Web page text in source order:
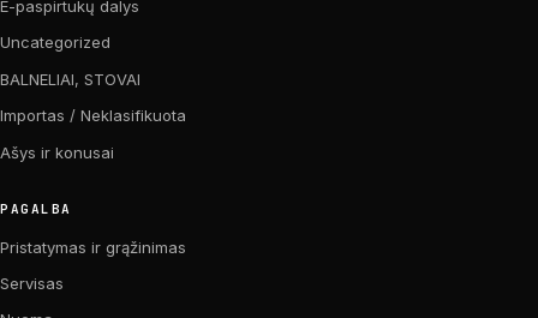
E-paspirtukų dalys
Uncategorized
BALNELIAI, STOVAI
Importas / Neklasifikuota
Ašys ir konusai
PAGALBA
Pristatymas ir grąžinimas
Servisas